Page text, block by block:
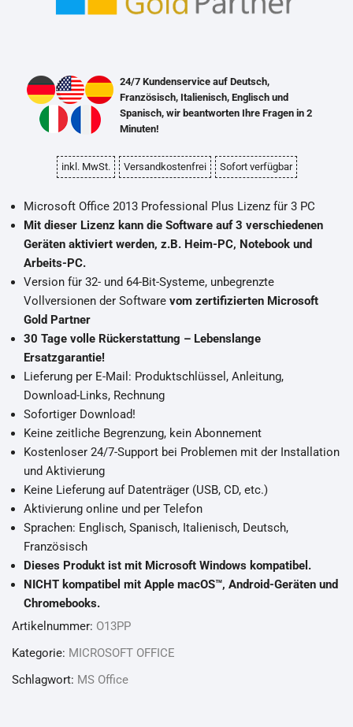
inkl. MwSt. Versandkostenfrei Sofort verfügbar
24/7 Kundenservice auf Deutsch,
Französisch, Italienisch, Englisch und
Spanisch, wir beantworten Ihre Fragen in 2
Minuten!
Microsoft Office 2013 Professional Plus Lizenz für 3 PC
Mit dieser Lizenz kann die Software auf 3 verschiedenen
Geräten aktiviert werden, z.B. Heim-PC, Notebook und
Arbeits-PC.
Version für 32- und 64-Bit-Systeme, unbegrenzte
Vollversionen der Software vom zertifizierten Microsoft
Gold Partner
30 Tage volle Rückerstattung – Lebenslange
Ersatzgarantie!
Lieferung per E-Mail: Produktschlüssel, Anleitung,
Download-Links, Rechnung
Sofortiger Download!
Keine zeitliche Begrenzung, kein Abonnement
Kostenloser 24/7-Support bei Problemen mit der Installation
und Aktivierung
Keine Lieferung auf Datenträger (USB, CD, etc.)
Aktivierung online und per Telefon
Sprachen: Englisch, Spanisch, Italienisch, Deutsch,
Französisch
Dieses Produkt ist mit Microsoft Windows kompatibel.
NICHT kompatibel mit Apple macOS™, Android-Geräten und
Chromebooks.
Artikelnummer: O13PP
Kategorie: MICROSOFT OFFICE
Schlagwort: MS Office